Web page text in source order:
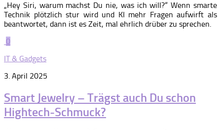
„Hey Siri, warum machst Du nie, was ich will?“ Wenn smarte
Technik plötzlich stur wird und KI mehr Fragen aufwirft als
beantwortet, dann ist es Zeit, mal ehrlich drüber zu sprechen.
0
IT & Gadgets
3. April 2025
Smart Jewelry – Trägst auch Du schon
Hightech-Schmuck?